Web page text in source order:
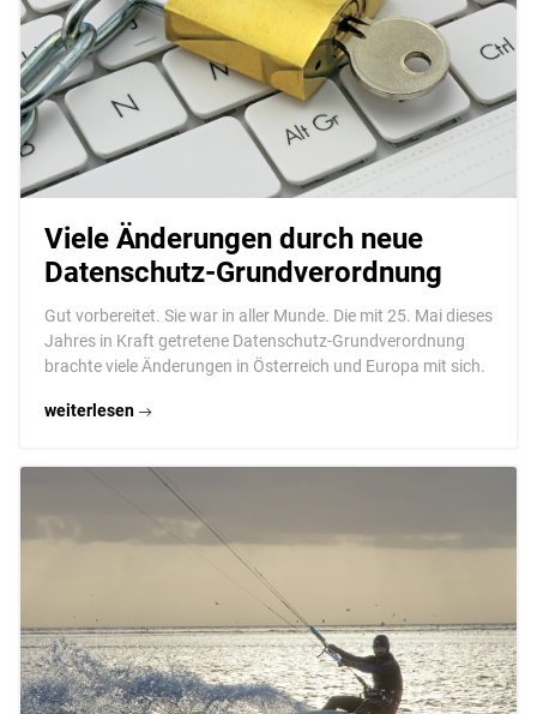
Viele Änderungen durch neue
Datenschutz-Grundverordnung
Gut vorbereitet. Sie war in aller Munde. Die mit 25. Mai dieses
Jahres in Kraft getretene Datenschutz-Grundverordnung
brachte viele Änderungen in Österreich und Europa mit sich.
weiterlesen